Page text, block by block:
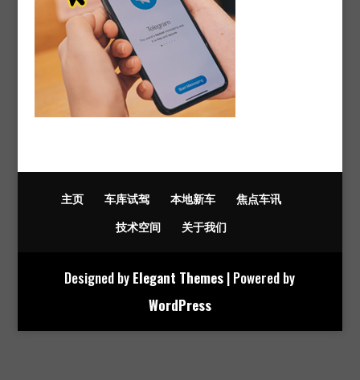
主页 车库试驾 本地新车
焦点车讯
技术空间
关于我们
Designed by Elegant Themes | Powered by
WordPress